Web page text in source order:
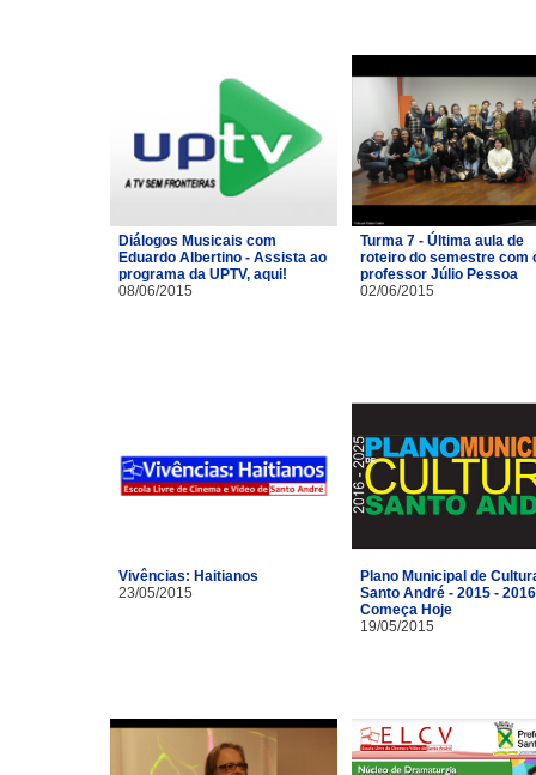
Diálogos Musicais com
Eduardo Albertino - Assista ao
programa da UPTV, aqui!
08/06/2015
Turma 7 - Última aula de
roteiro do semestre com
professor Júlio Pessoa
02/06/2015
Vivências: Haitianos
23/05/2015
Plano Municipal de
Santo André - 2015 -
Começa Hoje
19/05/2015